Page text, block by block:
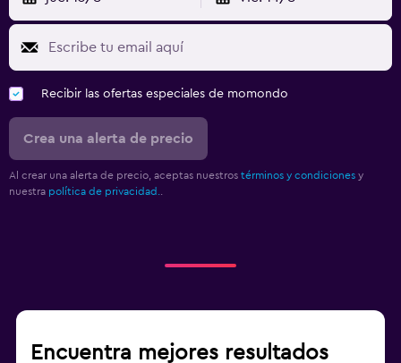
Recibir las ofertas especiales de momondo
Crea una alerta de precio
Al crear una alerta de precio, aceptas nuestros términos y condiciones y
nuestra política de privacidad.
Encuentra mejores resultados